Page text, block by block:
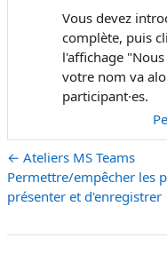
Vous devez
complète, puis
l'affichage
votre nom va
participant·es.
← Ateliers MS Teams
Permettre/empêcher les
présenter et